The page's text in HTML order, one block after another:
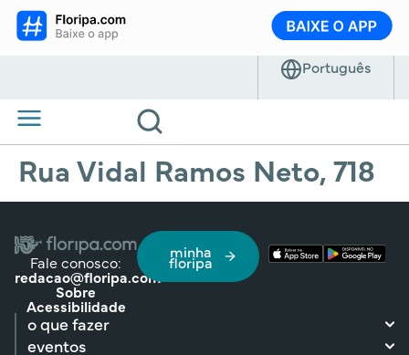
Rua Vidal Ramos Neto, 718
Fale conosco:
redacao@floripa.com
Sobre
Acessibilidade
minha
floripa
o que fazer
eventos